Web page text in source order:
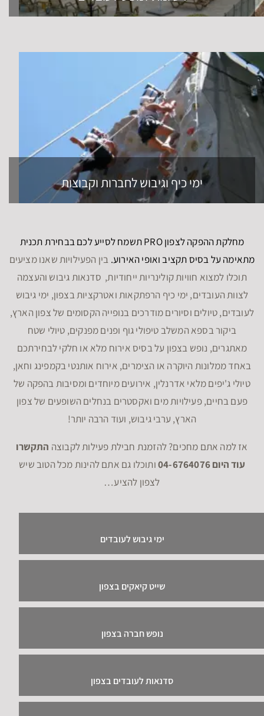
ימי כיף וגיבוש לחברות וקבוצות
מחלקת ההפקה לצפון PRO תשמח לסייע לכם בבחירת תכנית
מתאימה על בסיס תקציב ואופי האירוע. בין הפעילויות שאנו מציעים
תוכלו למצוא חוויות קולינריות ייחודיות, סדנאות גיבוש והעצמה
לצוות העובדים, ימי כיף הרפתקאות ואטרקציות בצפון, ימי גיבוש
לעובדים, טיולים וסיורים מודרכים בנופייה הקסומים של צפון הארץ,
ביקור בספא המשלב טיפולי גוף ופנים מפנקים, טיולי שטח
מאתגרים, נופש בצפון על בסיס אירוח מלא או חלקי לבחירתכם
באחד ממלונות היוקרה או הצימרים, אירוח אותנטי בקמפינג וחאן,
טיולי ג'יפים מלאי אדרנלין, אירועים מיוחדים ומסיבות בהפקה של
פעם בחיים, פעילויות מים ואקסטרים בנחלים השופעים של צפון
הארץ, ערבי גיבוש, ועוד הרבה יותר!
אז למה אתם מחכים? להזמנת חבילת פעילות לקבוצה התקשרו
עוד היום 04-6764076
ותוכלו גם אתם להינות מכל הטוב שיש
לצפון להציע…
ימי גיבוש לעובדים
שייט קיאקים בצפון
נופש חברה בצפון
סדנאות לעובדים בצפון